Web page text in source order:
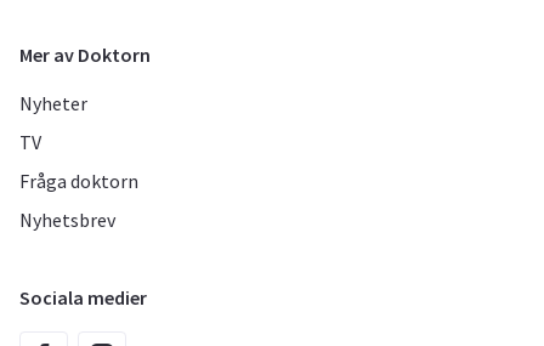
Mer av Doktorn
Nyheter
TV
Fråga doktorn
Nyhetsbrev
Sociala medier